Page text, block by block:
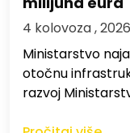
4 kolovoza ,
Ministarstvo
otočnu
razvoj